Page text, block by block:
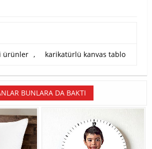
ürünler , karikatürlü kanvas tablo
BUNLARA DA BAKTI